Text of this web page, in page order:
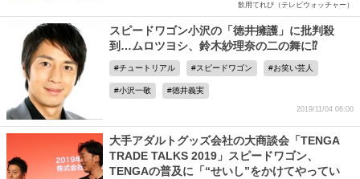
飲用てれび（テレビウォッチャー）
スピードワゴン小沢の「徳井擁護」に批判殺
到…ムロツヨシ、鈴木紗理奈の二の舞に⁉
チュートリアル スピードワゴン お笑い芸人
小沢一敬 徳井義実
2019/11/04 06:00
大手アダルトグッズ会社の大商談会「TENGA
TRADE TALKS 2019」スピードワゴン、
TENGAの普及に「“せいし”をかけてやってい